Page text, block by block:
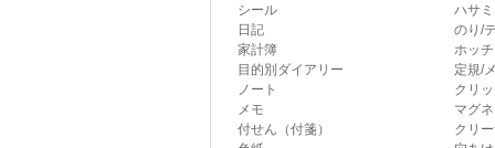
シール
日記
家計簿
目的別ダイアリー
ノート
メモ
付せん（付箋）
ハサミ
のり/
ホッ
定規/
クリ
マグ
クリ